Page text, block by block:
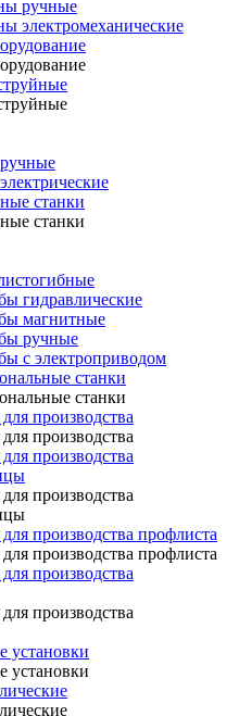
ручные
электромеханические
станки
станки
гидравлические
магнитные
ручные
с электроприводом
станки
станки
производства
производства
производства
производства
производства профлиста
производства профлиста
производства
производства
установки
установки